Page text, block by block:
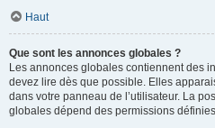
Haut
Que sont les annonces globales ?
Les annonces globales contiennent des
devez lire dès que possible. Elles
dans votre panneau de l’utilisateur. La
globales dépend des permissions